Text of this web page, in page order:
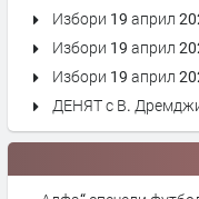
Избори 19 април
Избори 19 април
Избори 19 април
ДЕНЯТ с В.